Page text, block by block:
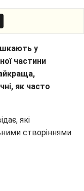
у
частини
як часто
які
створіннями